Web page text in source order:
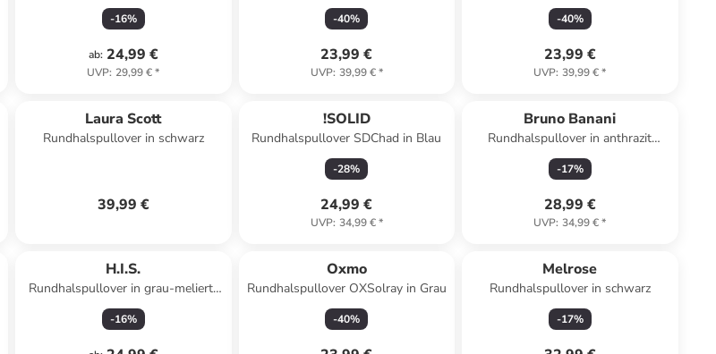
-16%
ab: 24,99 €
UVP: 29,99 €*
-40%
23,99 €
UVP: 39,99 €*
-40%
23,99 €
UVP: 39,99 €*
Laura Scott
Rundhalspullover in schwarz
39,99 €
!SOLID
Rundhalspullover SDChad in Blau
-28%
24,99 €
UVP: 34,99 €*
Bruno Banani
Rundhalspullover in anthrazit
meliert
-17%
28,99 €
UVP: 34,99 €*
H.I.S.
Rundhalspullover in grau-meliert-
gestreift
-16%
Oxmo
Rundhalspullover OXSolray in Grau
-40%
Melrose
Rundhalspullover in schwarz
-17%